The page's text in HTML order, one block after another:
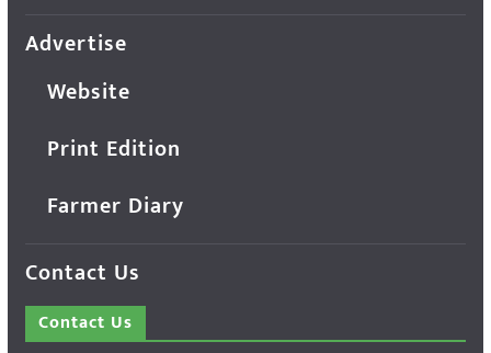
Advertise
Website
Print Edition
Farmer Diary
Contact Us
Contact Us